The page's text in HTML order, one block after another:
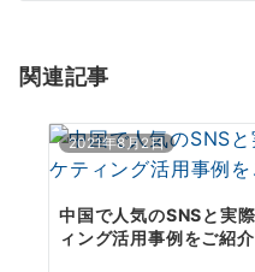
ン
関連記事
2021年8月2日
中国で人気のSNSと実
ィング活用事例をご紹介